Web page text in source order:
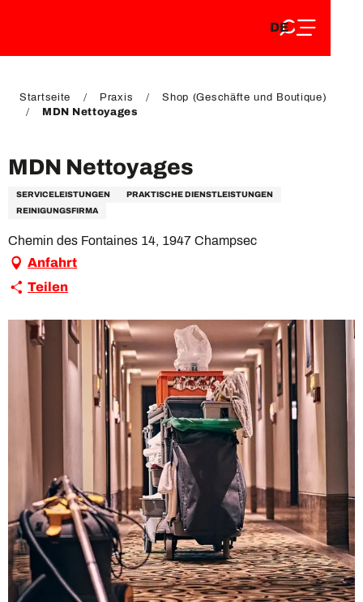
EN
DE
FR
Startseite Praxis
Shop (Geschäfte und Boutique)
MDN Nettoyages
MDN Nettoyages
SERVICELEISTUNGEN
PRAKTISCHE DIENSTLEISTUNGEN
REINIGUNGSFIRMA
Chemin des Fontaines 14, 1947 Champsec
Anfahrt
Teilen